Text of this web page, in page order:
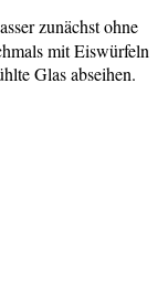
zunächst ohne
mit Eiswürfeln
Glas abseihen.